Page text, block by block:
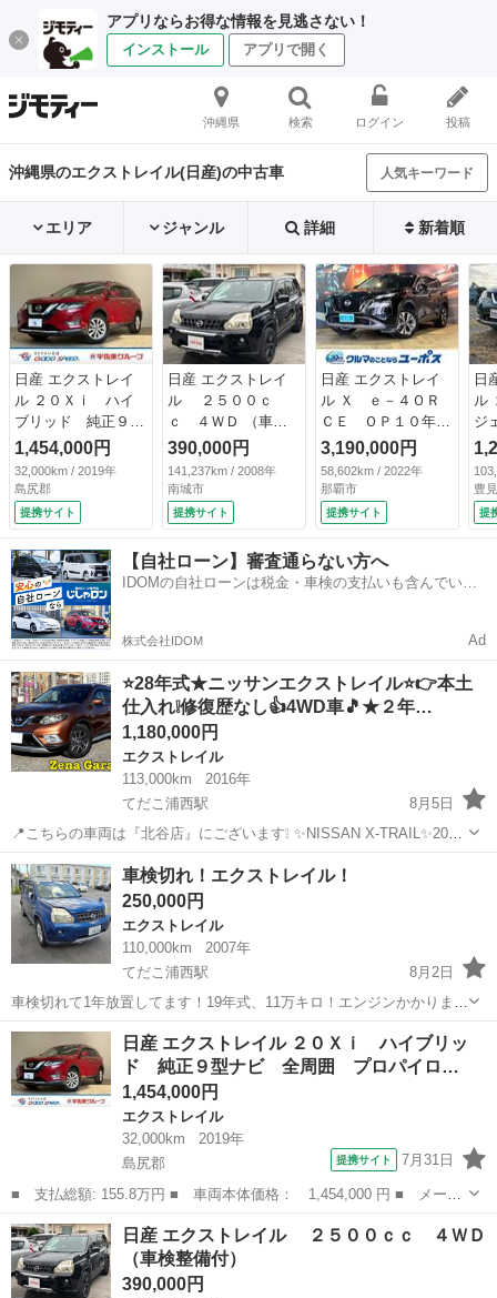
アプリならお得な情報を見逃さない！
インストール アプリで開く
沖縄県 検索 ログイン 投稿
沖縄県のエクストレイル(日産)の中古車 人気キーワード
エリア ジャンル 詳細 新着順
日産 エクストレイ
ル ２０Ｘｉ ハイ
ブリッド 純正９型
ナビ 全周囲 プロ
パイロット ビルト
インＥＴＣ デジタ
ルインナーミラー
純正アルミホイー
ル 電動リアゲー
ト ステアリングリ
モコン クリアラン
スソナー （車検整
備付）
1,454,000円
32,000km / 2019年
島尻郡
提携サイト
日産 エクストレイ
ル ２５００ｃ
ｃ ４ＷＤ （車検
整備付）
390,000円
141,237km / 2008年
南城市
提携サイト
日産 エクストレイ
ル Ｘ ｅ－４ＯＲ
ＣＥ ＯＰ１０年保
証対象車 純正９イ
ンチナビ（ＢＴ／Ｕ
ＳＢ／フルセグＴ
Ｖ）バックカメラ
ＥＴＣ車載器 ドラ
イブレコーダー（前
後） ブレーキホー
ルド 電子パーキン
3,190,000円
58,602km / 2022年
那覇市
提携サイト
日
ル
ジ
パ
整
豊
提
【自社ローン】審査通らない方へ
IDOMの自社ローンは税金・車検の支払いも含んでいる
株式会社IDOM Ad
⭐28年式★ニッサンエクストレイル⭐👉本土
仕入れ❕修復歴なし👍4WD車🎵★２年…
1,180,000円
エクストレイル
113,000km
2016年
てだこ浦西駅
8月5日
📍こちらの車両は『北谷店』にございます❕ ✨NISSAN X-TRAIL✨20X
エクストリーマーX エマージェンシーブレーキパッケージ✨ 👉7名乗
り✨🎵パワーバックドアが搭載されているのでお荷物が多い方でも安
心😊👍...
沖縄 沖縄市 てだこ浦西駅 エクストレイル
車検切れ！エクストレイル！
250,000円
エクストレイル
110,000km
2007年
てだこ浦西駅
8月2日
車検切れて1年放置してます！19年式、11万キロ！エンジンかかりま
す！クーラー冷えますがガス1本いれたらもっと冷えると思います！普
通に動きます！女性が乗ってました！軽自動車がほしいとのことで売
ります！うるま市からです！よろし...
沖縄 うるま市 てだこ浦西駅
日産 エクストレイル ２０Ｘｉ ハイブリッ
ド 純正９型ナビ 全周囲 プロパイロ…
1,454,000円
エクストレイル
32,000km
2019年
島尻郡
提携サイト 7月31日
■ 支払総額: 155.8万円 ■ 車両本体価格： 1,454,000 円 ■ メーカ
ー名： 日産 ■ 車種名： エクストレイル ■ グレード名： ２０
Ｘｉ ハイブリッド 純正９型ナビ 全周囲 プロパイロット ビル
トインＥ...
沖縄 島尻郡 エクストレイル
日産 エクストレイル ２５００ｃｃ ４ＷＤ
（車検整備付）
390,000円